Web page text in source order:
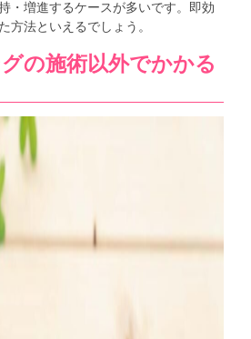
・増進するケースが多いです。即効
方法といえるでしょう。
の施術以外でかかる